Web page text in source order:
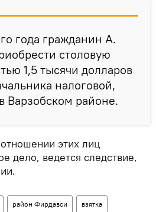
года гражданин А.
столовую
1,5 тысячи долларов
налоговой,
Варзобском районе.
этих лиц
дело, ведется следствие,
район Фирдавси взятка